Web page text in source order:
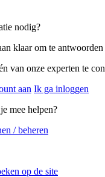
nodig?
klaar om te antwoorden
van onze experten te
aan Ik ga inloggen
mee helpen?
/ beheren
op de site